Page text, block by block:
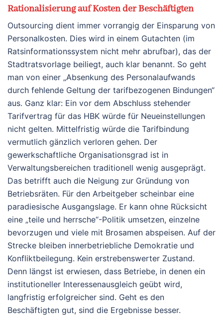
Rationalisierung auf Kosten der Beschäftigten
Outsourcing dient immer vorrangig der Einsparung von
Personalkosten. Dies wird in einem Gutachten (im
Ratsinformationssystem nicht mehr abrufbar), das der
Stadtratsvorlage beiliegt, auch klar benannt. So geht
man von einer „Absenkung des Personalaufwands
durch fehlende Geltung der tarifbezogenen Bindungen“
aus. Ganz klar: Ein vor dem Abschluss stehender
Tarifvertrag für das HBK würde für Neueinstellungen
nicht gelten. Mittelfristig würde die Tarifbindung
vermutlich gänzlich verloren gehen. Der
gewerkschaftliche Organisationsgrad ist in
Verwaltungsbereichen traditionell wenig ausgeprägt.
Das betrifft auch die Neigung zur Gründung von
Betriebsräten. Für den Arbeitgeber scheinbar eine
paradiesische Ausgangslage. Er kann ohne Rücksicht
eine „teile und herrsche“-Politik umsetzen, einzelne
bevorzugen und viele mit Brosamen abspeisen. Auf der
Strecke bleiben innerbetriebliche Demokratie und
Konfliktbeilegung. Kein erstrebenswerter Zustand.
Denn längst ist erwiesen, dass Betriebe, in denen ein
institutioneller Interessenausgleich geübt wird,
langfristig erfolgreicher sind. Geht es den
Beschäftigten gut, sind die Ergebnisse besser.